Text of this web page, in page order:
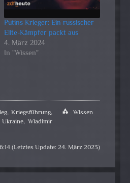
Putins Krieger: Ein russischer
Elite-Kämpfer packt aus
4. März 2024
In "Wissen"
,Kriegsführung,
Ukraine,Wladimir
category Wissen
(Letztes Update: 24. März 2023)